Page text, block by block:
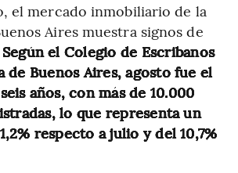
el mercado inmobiliario de la
Aires muestra signos de
Según el Colegio de Escribanos
de Buenos Aires, agosto fue el
años, con más de 10.000
lo que representa un
respecto a julio y del 10,7%